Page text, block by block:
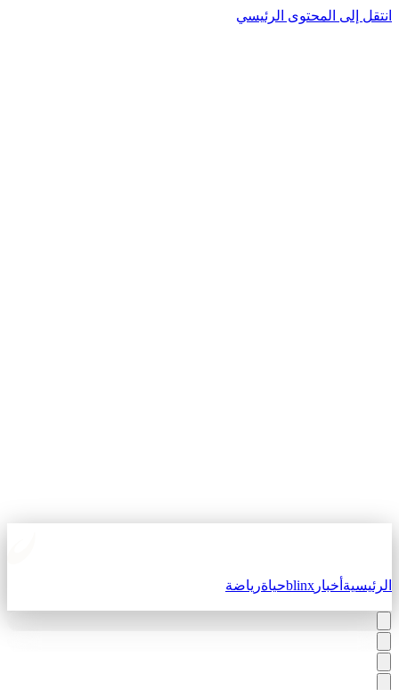
انتقل إلى المحتوى الرئيسي
الرئيسيةأخبارblinxحياةرياضة